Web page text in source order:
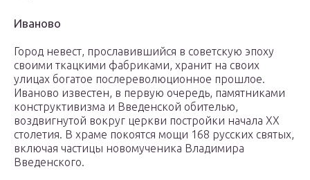
Иваново
Город невест, прославившийся в советскую эпоху
своими ткацкими фабриками, хранит на своих
улицах богатое послереволюционное прошлое.
Иваново известен, в первую очередь, памятниками
конструктивизма и Введенской обителью,
воздвигнутой вокруг церкви постройки начала XX
столетия. В храме покоятся мощи 168 русских святых,
включая частицы новомученика Владимира
Введенского.